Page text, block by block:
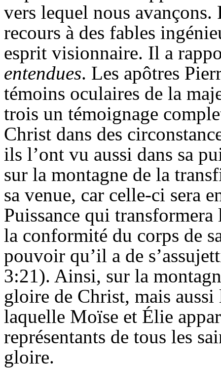
vers lequel nous avançons.
recours à des fables
esprit visionnaire. Il a
entendues. Les apôtres
témoins oculaires de la
trois un témoignage
Christ dans des
ils l’ont vu aussi dans sa
sur la montagne de la
sa venue, car celle-ci sera
Puissance qui transformera
la conformité du corps de
pouvoir qu’il a de
3:21). Ainsi, sur la
gloire de Christ, mais
laquelle Moïse et Élie
représentants de tous les
gloire.